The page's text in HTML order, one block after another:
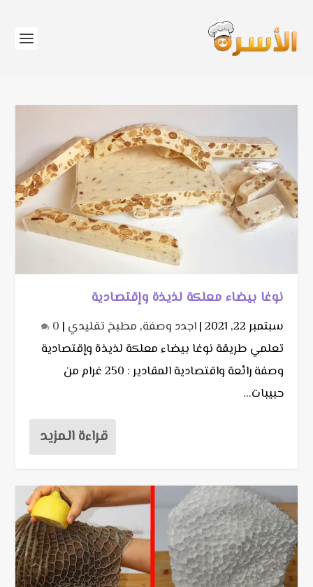
نوغا بيضاء معلكة لذيذة وإقتصادية
سبتمبر 22, 2021 |اجدد وصفة, مطبخ تقليدي |
0
تعلمي طريقة نوغا بيضاء معلكة لذيذة وإقتصادية
وصفة رائعة واقتصادية المقادير : 250 غرام من
حبيبات...
قراءة المزيد